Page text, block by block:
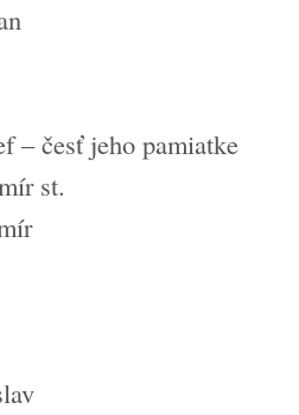
– česť jeho pamiatke
st.